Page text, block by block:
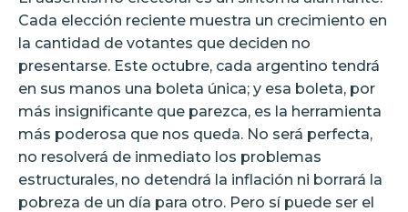
Cada elección reciente muestra un crecimiento en
la cantidad de votantes que deciden no
presentarse. Este octubre, cada argentino tendrá
en sus manos una boleta única; y esa boleta, por
más insignificante que parezca, es la herramienta
más poderosa que nos queda. No será perfecta,
no resolverá de inmediato los problemas
estructurales, no detendrá la inflación ni borrará la
pobreza de un día para otro. Pero sí puede ser el